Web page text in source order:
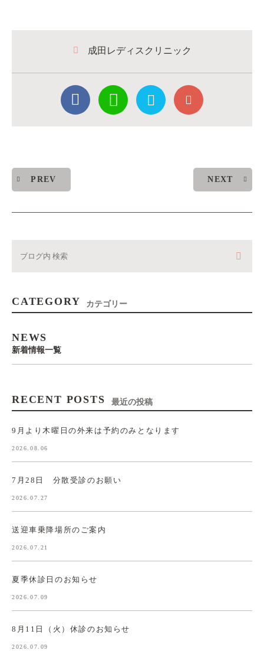
成田レディスクリニック
PREV NEXT
CATEGORY カテゴリー
NEWS
新着情報一覧
RECENT POSTS 最近の投稿
9月より木曜日の外来は予約のみとなります
2026.08.06
7月28日 分散受診のお願い
2026.07.27
送迎車乗降場所のご案内
2026.07.21
夏季休診日のお知らせ
2026.07.09
8月11日（火）休診のお知らせ
2026.07.09